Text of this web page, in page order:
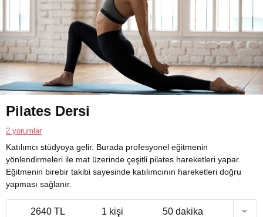
Pilates Dersi
2 yorumlar
Katılımcı stüdyoya gelir. Burada profesyonel eğitmenin
yönlendirmeleri ile mat üzerinde çeşitli pilates hareketleri yapar.
Eğitmenin birebir takibi sayesinde katılımcının hareketleri doğru
yapması sağlanır.
2640 TL 1 kişi 50 dakika